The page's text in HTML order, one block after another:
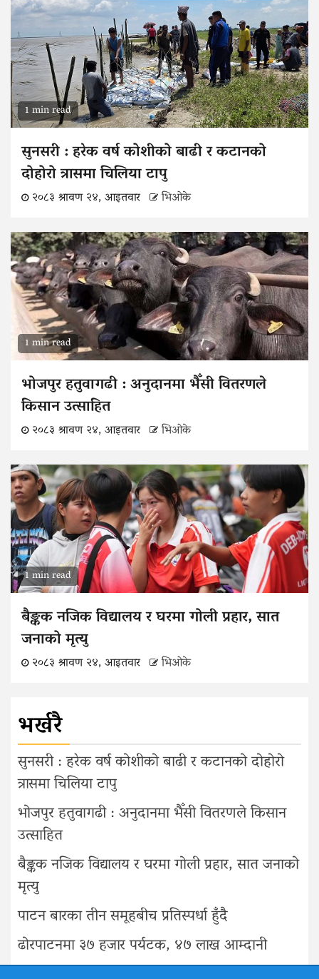
1 min read
सुनसरी : हरेक वर्ष कोशीको बाढी र कटानको
दोहोरो त्रासमा चिलिया टापु
२०८३ श्रावण २४, आइतवार भिओके
1 min read
भोजपुर हतुवागढी : अनुदानमा भैँसी वितरणले
किसान उत्साहित
२०८३ श्रावण २४, आइतवार भिओके
1 min read
बैङ्कक नजिक विद्यालय र घरमा गोली प्रहार, सात
जनाको मृत्यु
२०८३ श्रावण २४, आइतवार भिओके
भर्खरै
सुनसरी : हरेक वर्ष कोशीको बाढी र कटानको दोहोरो
त्रासमा चिलिया टापु
भोजपुर हतुवागढी : अनुदानमा भैँसी वितरणले किसान
उत्साहित
बैङ्कक नजिक विद्यालय र घरमा गोली प्रहार, सात जनाको
मृत्यु
पाटन बारका तीन समूहबीच प्रतिस्पर्धा हुँदै
ढोरपाटनमा ३७ हजार पर्यटक, ४७ लाख आम्दानी